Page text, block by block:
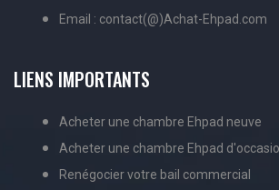
Email : contact(@)Achat-Ehpad.com
LIENS IMPORTANTS
Acheter une chambre Ehpad neuve
Acheter une chambre Ehpad
Renégocier votre bail commercial